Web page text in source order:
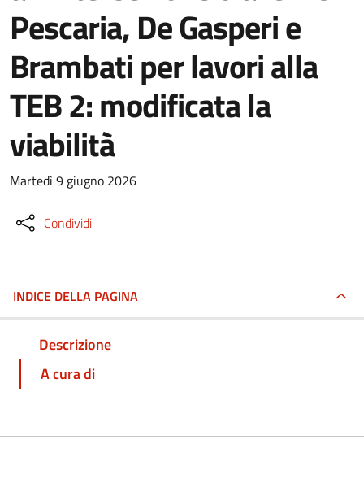
Pescaria, De Gasperi e
Brambati per lavori alla
TEB 2: modificata la
viabilità
Martedì 9 giugno 2026
Condividi
INDICE DELLA PAGINA
Descrizione
A cura di